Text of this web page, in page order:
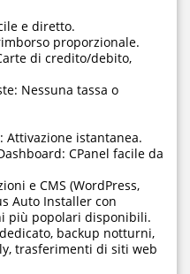
e diretto.
proporzionale.
di credito/debito,
Nessuna tassa o
Attivazione istantanea.
CPanel facile da
e CMS (WordPress,
Auto Installer con
più popolari disponibili.
backup notturni,
trasferimenti di siti web